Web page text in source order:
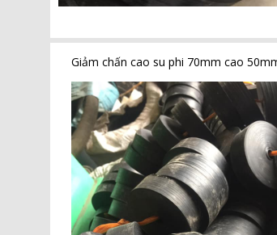
Giảm chấn cao su phi 70mm cao